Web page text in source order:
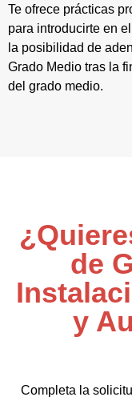
Te ofrece prácticas
para introducirte en
la posibilidad de
Grado Medio tras la
del grado medio.
de
y
Completa la